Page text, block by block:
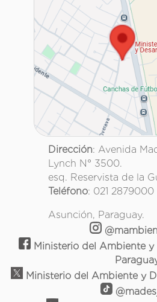
Dirección: Avenida
Lynch N° 3500.
esq. Reservista de la
Teléfono: 021 2879000
Asunción, Paraguay.
Ministerio del Ambiente y
Ministerio del Ambiente y